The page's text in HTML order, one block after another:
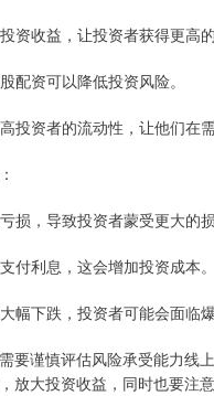
资收益，让投资者获得更高的
配资可以降低投资风险。
投资者的流动性，让他们在
损，导致投资者蒙受更大的损
付利息，这会增加投资成本。
幅下跌，投资者可能会面临
要谨慎评估风险承受能力
放大投资收益，同时也要注意